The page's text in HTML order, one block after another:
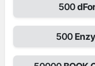
500
500